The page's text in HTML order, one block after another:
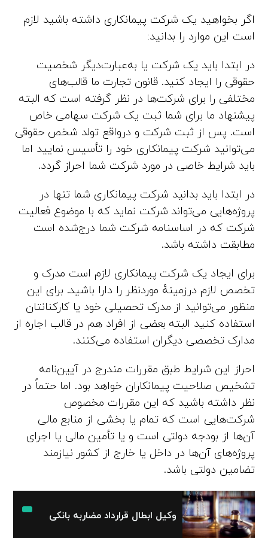
اگر بخواهید یک شرکت پیمانکاری داشته باشید لازم
است این موارد را بدانید:
در ابتدا باید یک شرکت یا به‌عبارت‌دیگر شخصیت
حقوقی را ایجاد کنید. قانون تجارت ما قالب‌های
مختلفی را برای شرکت‌ها در نظر گرفته است که البته
پیشنهاد ما برای شما ثبت یک شرکت سهامی خاص
است. پس از ثبت شرکت و درواقع تولد شخص حقوقی
می‌توانید شرکت پیمانکاری خود را تأسیس نمایید اما
باید شرایط خاصی در مورد شرکت شما احراز گردد.
در ابتدا باید بدانید شرکت پیمانکاری شما تنها در
پروژه‌هایی می‌تواند شرکت نماید که با موضوع فعالیت
شرکت که در اساسنامه شرکت شما درج‌شده است
مطابقت داشته باشد.
برای ایجاد یک شرکت پیمانکاری لازم است مدرک و
تخصص لازم درزمینهٔ موردنظر را دارا باشید. برای این
منظور می‌توانید از مدرک تحصیلی خود یا کارکنانتان
استفاده کنید البته بعضی از افراد هم در قالب اجاره از
مدارک تخصصی دیگران استفاده می‌کنند.
احراز این شرایط طبق مقررات مندرج در آیین‌نامه
تشخیص صلاحیت پیمانکاران خواهد بود. اما حتماً در
نظر داشته باشید که این مقررات مخصوص
شرکت‌هایی است که تمام یا بخشی از منابع مالی
آن‌ها از بودجه دولتی است و یا تأمین مالی یا اجرای
پروژه‌های آن‌ها در داخل یا خارج از کشور نیازمند
تضامین دولتی باشد.
وکیل ابطال قرارداد مضاربه بانکی